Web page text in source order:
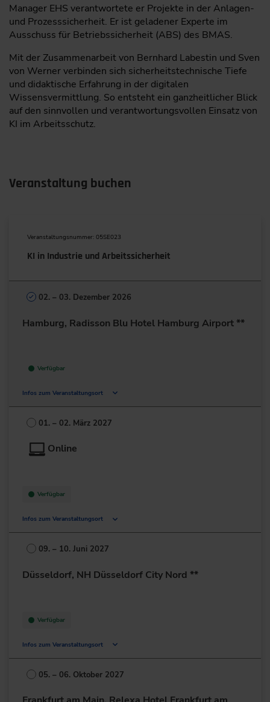
Manager EHS verantwortete er Projekte in der Anlagen-
und Prozesssicherheit. Er ist geladener Experte im
Ausschuss für Betriebssicherheit (ABS) des BMAS.
Mit der Zusammenarbeit von Bernhard Labestin und Sven
von Werner verbinden sich sicherheitstechnische Tiefe
und didaktische Erfahrung in der digitalen
Wissensvermittlung. So entsteht ein ganzheitlicher Blick
auf den sinnvollen und verantwortungsvollen Einsatz von
KI im Arbeitsschutz.
Veranstaltung buchen
Veranstaltungsnummer: 05SE023
KI in Industrie und Arbeitssicherheit
02. – 03. Dezember 2026
Hamburg, Radisson Blu Hotel Hamburg Airport **
Verfügbar
Infos zum Veranstaltungsort
Flughafenstr. 1-3
22335 Hamburg
01. – 02. März 2027
Online
Verfügbar
Infos zum Veranstaltungsort
Deutschland
+49 211/6214-201
09. – 10. Juni 2027
Düsseldorf, NH Düsseldorf City Nord **
Verfügbar
Infos zum Veranstaltungsort
Münsterstr. 232-238
40470 Düsseldorf
05. – 06. Oktober 2027